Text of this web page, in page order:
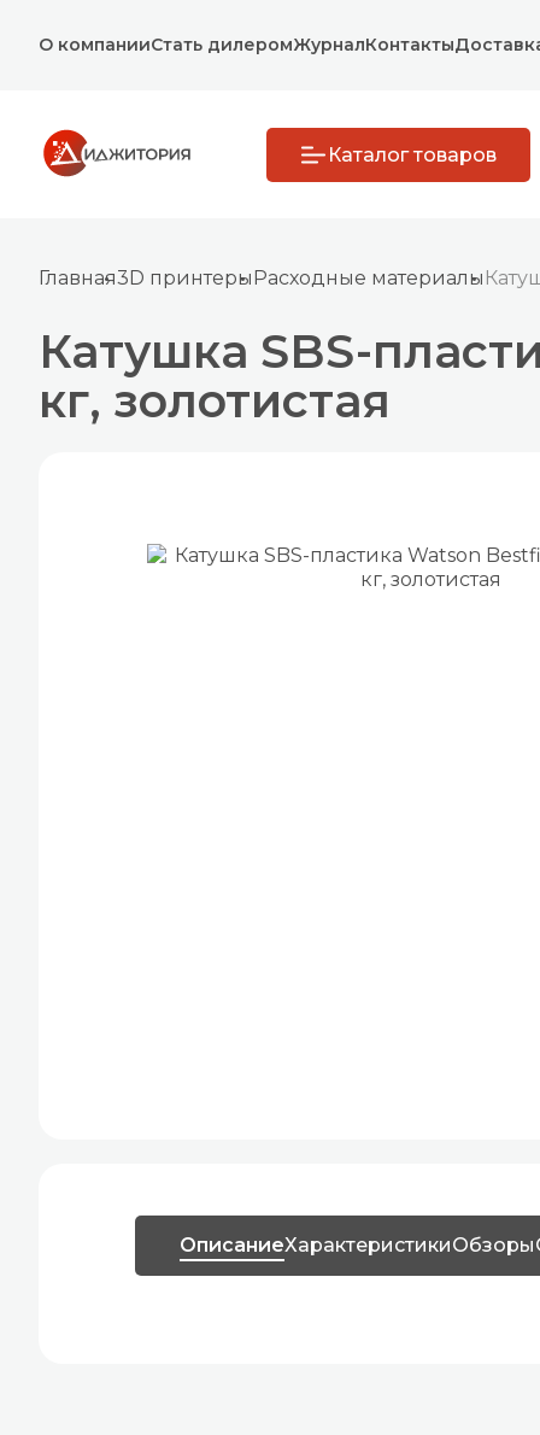
О компанииСтать дилеромЖурналКонтакты
Каталог товаров
Главная3D принтерыРасходные материалы
Катушка SBS-
кг, золотистая
ОписаниеХарактеристикиОбзоры